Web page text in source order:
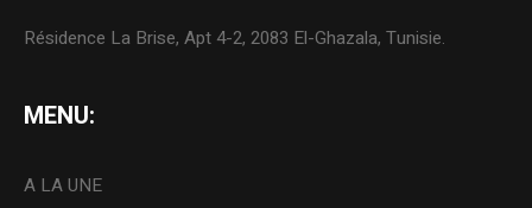
Résidence La Brise, Apt 4-2, 2083 El-Ghazala, Tunisie.
MENU:
A LA UNE